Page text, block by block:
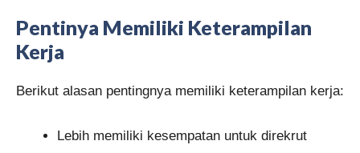
Pentinya Memiliki Keterampilan
Kerja
Berikut alasan pentingnya memiliki keterampilan kerja:
Lebih memiliki kesempatan untuk direkrut